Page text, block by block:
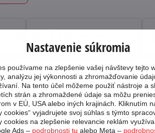
46211
Nastavenie súkromia
používame na zlepšenie vašej návštevy tejto
analýzu jej výkonnosti a zhromažďovanie
Na tento účel môžeme použiť nástroje a
strán a zhromaždené údaje sa môžu
v EÚ, USA alebo iných krajinách. Kliknutím
cookies“ vyjadrujete svoj súhlas s týmto
cookies na zlepšenie relevancie reklám
Ads – podrobnosti tu alebo Meta –